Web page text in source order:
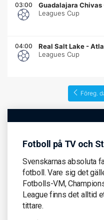
03:00 Guadalajara Chivas
Leagues Cup
04:00 Real Salt Lake -
Leagues Cup
Föreg.
Fotboll på TV och
Svenskarnas absoluta
fotboll. Vare sig det
Fotbolls-VM,
League finns det alltid
tittare.